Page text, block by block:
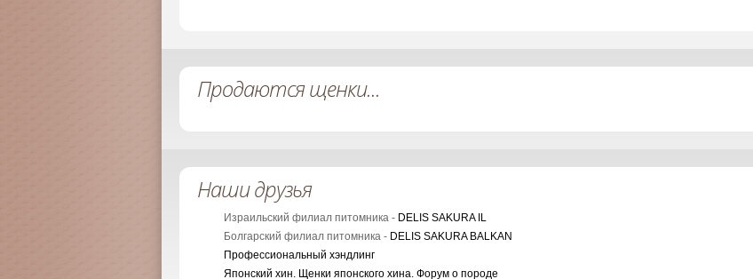
Продаются щенки...
Наши друзья
Израильский филиал питомника - DELIS SAKURA IL
Болгарский филиал питомника - DELIS SAKURA BALKAN
Профессиональный хэндлинг
Японский хин. Щенки японского хина. Форум о породе